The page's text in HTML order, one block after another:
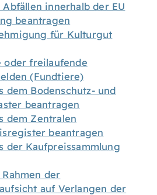
innerhalb der EU
beantragen
für Kulturgut
oder freilaufende
(Fundtiere)
dem Bodenschutz- und
beantragen
dem Zentralen
beantragen
der Kaufpreissammlung
der
auf Verlangen der